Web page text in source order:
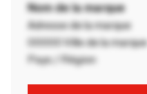
Nom de la marque
Adresse de la marque
00000 Ville de la marque
Pays / Région